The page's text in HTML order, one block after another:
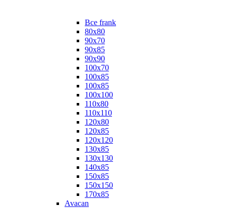
Все frank
80х80
90х70
90х85
90х90
100х70
100х85
100х85
100х100
110х80
110х110
120х80
120х85
120х120
130х85
130х130
140х85
150х85
150х150
170х85
Avacan